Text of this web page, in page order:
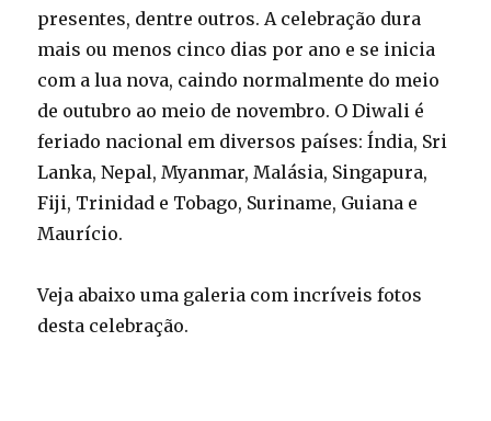
presentes, dentre outros. A celebração dura
mais ou menos cinco dias por ano e se inicia
com a lua nova, caindo normalmente do meio
de outubro ao meio de novembro. O Diwali é
feriado nacional em diversos países: Índia, Sri
Lanka, Nepal, Myanmar, Malásia, Singapura,
Fiji, Trinidad e Tobago, Suriname, Guiana e
Maurício.
Veja abaixo uma galeria com incríveis fotos
desta celebração.